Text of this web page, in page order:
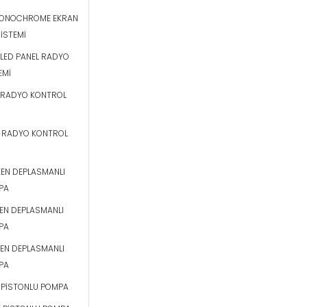
EKRAN
PANEL RADYO
KONTROL
KONTROL
DEPLASMANLI
DEPLASMANLI
DEPLASMANLI
POMPA